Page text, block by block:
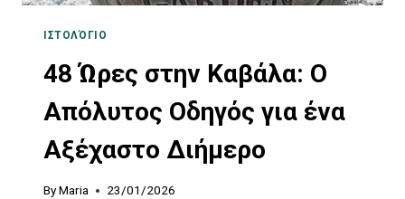
ΙΣΤΟΛΌΓΙΟ
48 Ώρες στην Καβάλα: Ο
Απόλυτος Οδηγός για ένα
Αξέχαστο Διήμερο
ByMaria 23/01/2026